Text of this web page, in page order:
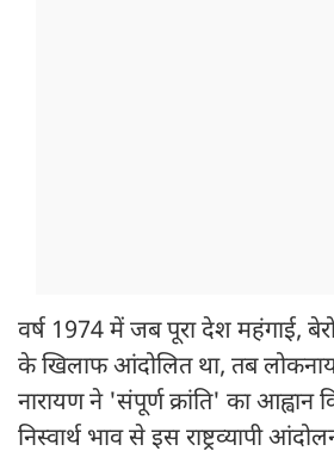
वर्ष 1974 में जब पूरा देश महंगाई,
के खिलाफ आंदोलित था, तब
नारायण ने 'संपूर्ण क्रांति' का आह्वान
निस्वार्थ भाव से इस राष्ट्रव्यापी